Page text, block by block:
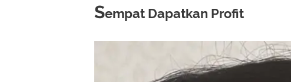
Sempat Dapatkan Profit